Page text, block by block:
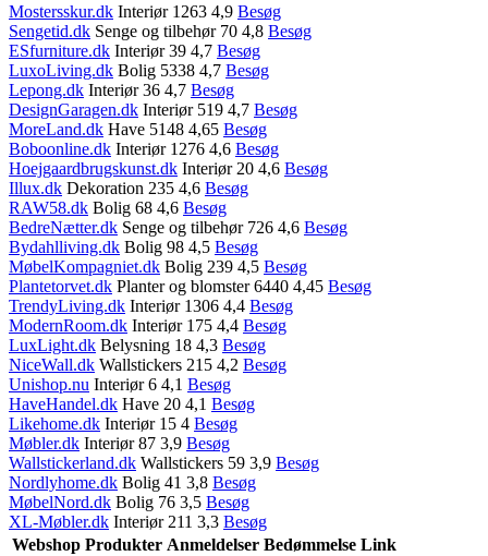
Mostersskur.dk Interiør 1263 4,9 Besøg
Sengetid.dk Senge og tilbehør 70 4,8 Besøg
ESfurniture.dk Interiør 39 4,7 Besøg
LuxoLiving.dk Bolig 5338 4,7 Besøg
Lepong.dk Interiør 36 4,7 Besøg
DesignGaragen.dk Interiør 519 4,7 Besøg
MoreLand.dk Have 5148 4,65 Besøg
Boboonline.dk Interiør 1276 4,6 Besøg
Hoejgaardbrugskunst.dk Interiør 20 4,6 Besøg
Illux.dk Dekoration 235 4,6 Besøg
RAW58.dk Bolig 68 4,6 Besøg
BedreNætter.dk Senge og tilbehør 726 4,6 Besøg
Bydahlliving.dk Bolig 98 4,5 Besøg
MøbelKompagniet.dk Bolig 239 4,5 Besøg
Plantetorvet.dk Planter og blomster 6440 4,45 Besøg
TrendyLiving.dk Interiør 1306 4,4 Besøg
ModernRoom.dk Interiør 175 4,4 Besøg
LuxLight.dk Belysning 18 4,3 Besøg
NiceWall.dk Wallstickers 215 4,2 Besøg
Unishop.nu Interiør 6 4,1 Besøg
HaveHandel.dk Have 20 4,1 Besøg
Likehome.dk Interiør 15 4 Besøg
Møbler.dk Interiør 87 3,9 Besøg
Wallstickerland.dk Wallstickers 59 3,9 Besøg
Nordlyhome.dk Bolig 41 3,8 Besøg
MøbelNord.dk Bolig 76 3,5 Besøg
XL-Møbler.dk Interiør 211 3,3 Besøg
Webshop Produkter Anmeldelser Bedømmelse Link